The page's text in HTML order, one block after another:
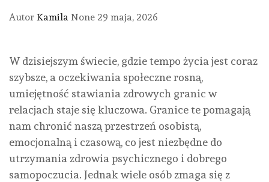
Autor Kamila None 29 maja, 2026
W dzisiejszym świecie, gdzie tempo życia jest coraz
szybsze, a oczekiwania społeczne rosną,
umiejętność stawiania zdrowych granic w
relacjach staje się kluczowa. Granice te pomagają
nam chronić naszą przestrzeń osobistą,
emocjonalną i czasową, co jest niezbędne do
utrzymania zdrowia psychicznego i dobrego
samopoczucia. Jednak wiele osób zmaga się z